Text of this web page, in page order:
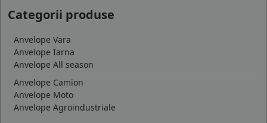
Categorii produse
Anvelope Vara
Anvelope Iarna
Anvelope All season
Anvelope Camion
Anvelope Moto
Anvelope Agroindustriale